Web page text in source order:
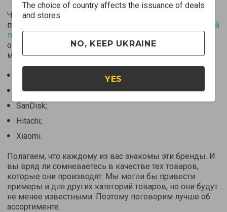
Чтобы не быть голословными, приведем несколько
примеров производителей бытовой и
мультимедийной
техники
огромными скидками и может быть приобретена в
магазине F.ua:
HP;
SanDisk;
Hitachi;
Xiaomi.
Полагаем, что каждому из вас знакомы эти бренды. И
вы вряд ли сомневаетесь в качестве тех товаров,
которые они производят. Мы могли бы привести
примеры и для других категорий товаров, но они будут
не менее известными. Поэтому поговорим лучше об
ассортименте.
The choice of country affects the issuance of deals
and stores
NO, KEEP UKRAINE
YES